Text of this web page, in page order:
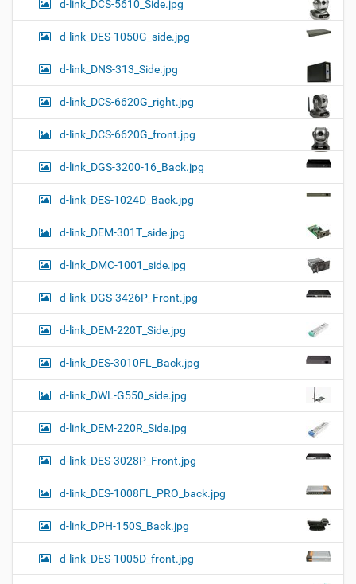
d-link_DCS-5610_Side.jpg
d-link_DES-1050G_side.jpg
d-link_DNS-313_Side.jpg
d-link_DCS-6620G_right.jpg
d-link_DCS-6620G_front.jpg
d-link_DGS-3200-16_Back.jpg
d-link_DES-1024D_Back.jpg
d-link_DEM-301T_side.jpg
d-link_DMC-1001_side.jpg
d-link_DGS-3426P_Front.jpg
d-link_DEM-220T_Side.jpg
d-link_DES-3010FL_Back.jpg
d-link_DWL-G550_side.jpg
d-link_DEM-220R_Side.jpg
d-link_DES-3028P_Front.jpg
d-link_DES-1008FL_PRO_back.jpg
d-link_DPH-150S_Back.jpg
d-link_DES-1005D_front.jpg